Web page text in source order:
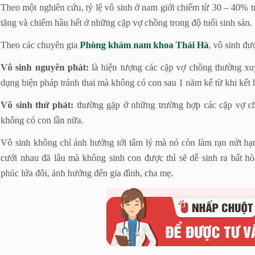
Theo một nghiên cứu, tỷ lệ vô sinh ở nam giới chiếm từ 30 – 40%
tăng và chiếm hầu hết ở những cặp vợ chồng trong độ tuổi sinh sản.
Theo các chuyên giaPhòng khám nam khoa Thái Hà, vô sinh
Vô sinh nguyên phát: là hiện tượng các cặp vợ chồng thường
dụng biện pháp tránh thai mà không có con sau 1 năm kể từ khi kết
Vô sinh thứ phát: thường gặp ở những trường hợp các cặp vợ
không có con lần nữa.
Vô sinh không chỉ ảnh hưởng tới tâm lý mà nó còn làm rạn nứt
cưới nhau đã lâu mà không sinh con được thì sẽ dễ sinh ra bất
phúc lứa đôi, ảnh hưởng đến gia đình, cha mẹ.